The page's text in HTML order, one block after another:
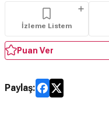
İzleme Listem
Puan Ver
Paylaş: